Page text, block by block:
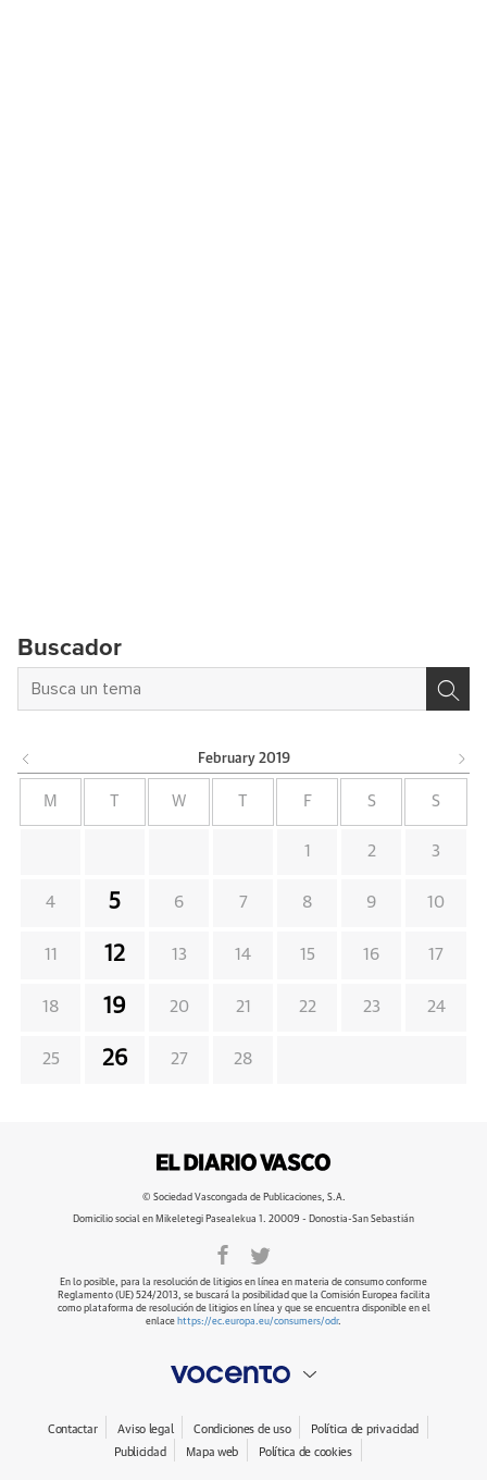
Buscador
February 2019
M W F S S
1 2 3
4 5 6 7 8 9 10
11 12 13 14 15 16 17
18 19 20 21 22 23 24
25 26 27 28
© Sociedad Vascongada de Publicaciones, S.A.
Domicilio social en Mikeletegi Pasealekua 1. 20009 - Donostia-San Sebastián
En lo posible, para la resolución de litigios en línea en materia de consumo conforme
Reglamento (UE) 524/2013, se buscará la posibilidad que la Comisión Europea facilita
como plataforma de resolución de litigios en línea y que se encuentra disponible en el
enlace https://ec.europa.eu/consumers/odr.
Contactar Aviso legal Condiciones de uso
Política de privacidad
Publicidad
Mapa web Política de cookies